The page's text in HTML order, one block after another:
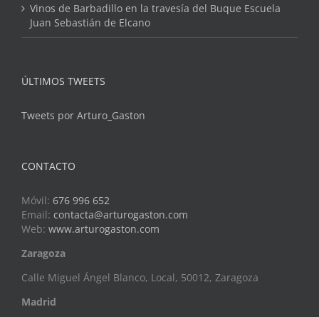
Vinos de Barbadillo en la travesía del Buque Escuela
Juan Sebastián de Elcano
ÚLTIMOS TWEETS
Tweets por Arturo_Gaston
CONTACTO
Móvil: 676 996 652
Email: contacta@arturogaston.com
Web: www.arturogaston.com
Zaragoza
Calle Miguel Ángel Blanco, Local, 50012, Zaragoza
Madrid